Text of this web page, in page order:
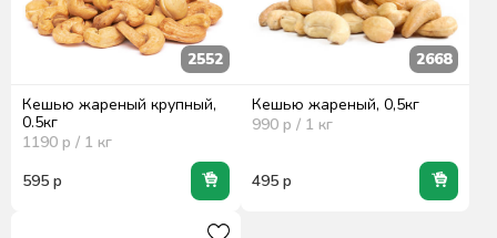
2552
Кешью жареный крупный,
0.5кг
1190 р / 1 кг
595 р
2668
Кешью жареный, 0,5кг
990р / 1 кг
495р